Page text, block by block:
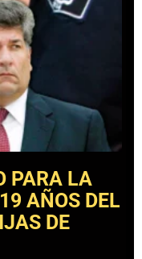
PARA LA
AÑOS DEL
DE